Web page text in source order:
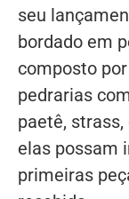
seu
bordado em
composto
pedrarias
paetê,
elas possam
primeiras